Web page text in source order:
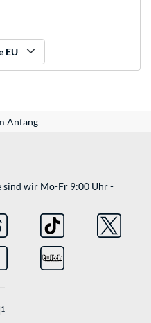
EU
Anfang
sind wir Mo-Fr 9:00 Uhr -
1